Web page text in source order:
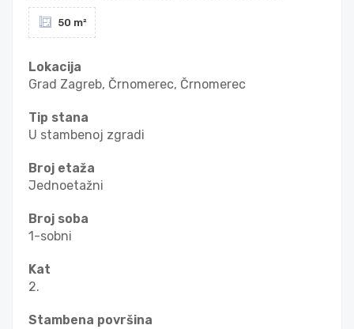
50 m²
Lokacija
Grad Zagreb, Črnomerec, Črnomerec
Tip stana
U stambenoj zgradi
Broj etaža
Jednoetažni
Broj soba
1-sobni
Kat
2.
Stambena površina